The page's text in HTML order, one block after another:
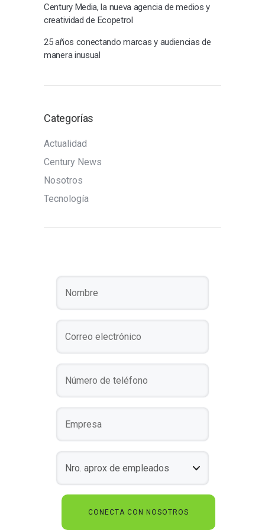
Century Media, la nueva agencia de medios y
creatividad de Ecopetrol
25 años conectando marcas y audiencias de
manera inusual
Categorías
Actualidad
Century News
Nosotros
Tecnología